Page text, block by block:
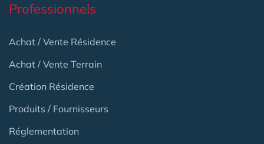
Professionnels
Achat / Vente Résidence
Achat / Vente Terrain
Création Résidence
Produits / Fournisseurs
Réglementation